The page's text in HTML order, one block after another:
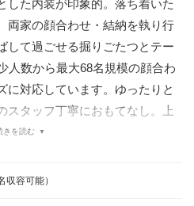
した内装が印象的。落ち着いた
両家の顔合わせ・結納を執り行
して過ごせる掘りごたつとテー
人数から最大68名規模の顔合わ
に対応しています。ゆったりと
スタッフ丁寧におもてなし。上
、食事の提供スピードなど、両
赤坂見附駅からそれぞれ徒歩5
きを読む
収容可能）